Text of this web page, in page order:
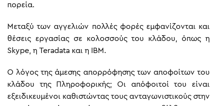
πορεία.
Μεταξύ των αγγελιών πολλές φορές εμφανίζονται και
θέσεις εργασίας σε κολοσσούς του κλάδου, όπως η
Skype, η Teradata και η ΙΒΜ.
Ο λόγος της άμεσης απορρόφησης των αποφοίτων του
κλάδου της Πληροφορικής; Οι απόφοιτοί του είναι
εξειδικευμένοι καθιστώντας τους ανταγωνιστικούς στην